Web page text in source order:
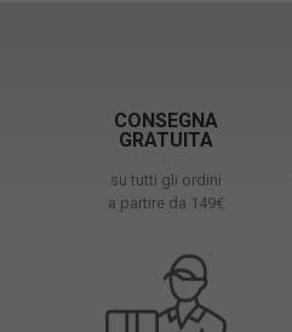
CONSEGNA
GRATUITA
su tutti gli ordini
a partire da 149€